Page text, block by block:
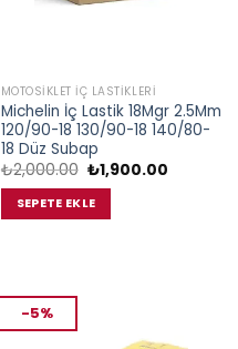
MOTOSIKLET İÇ LASTIKLERI
Michelin İç Lastik 18Mgr 2.5Mm
120/90-18 130/90-18 140/80-
18 Düz Subap
₺2,000.00 Orijinal
fiyat:
₺2,000.00.
₺1,900.00Şu
SEPETE EKLE
-5%